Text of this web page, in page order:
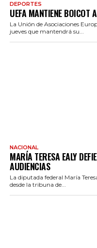
DEPORTES
UEFA MANTIENE BOICOT
La Unión de Asociaciones
jueves que mantendrá su...
NACIONAL
MARÍA TERESA EALY
AUDIENCIAS
La diputada federal María
desde la tribuna de...